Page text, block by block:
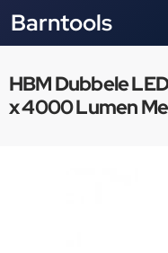
Barntools
HBM Dubbele
x 4000 Lumen